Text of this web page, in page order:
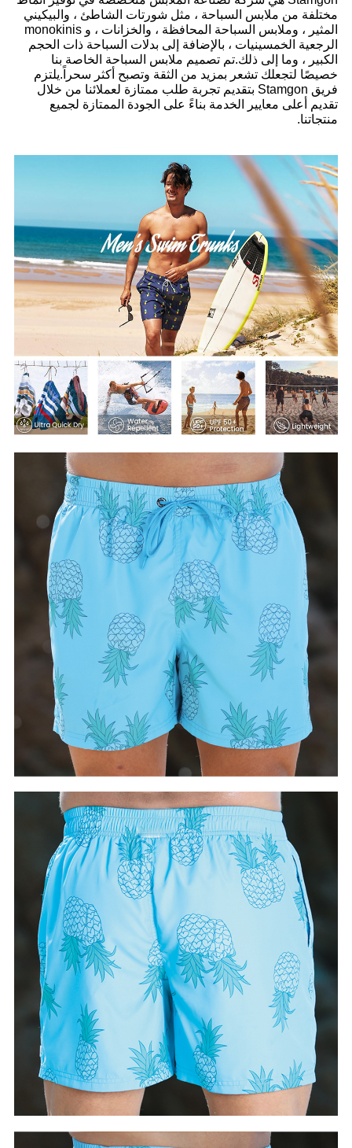
مختلفة من ملابس السباحة ، مثل شورتات الشاطئ ، والبيكيني
المثير ، وملابس السباحة المحافظة ، والخزانات ، و monokinis
الرجعية الخمسينيات ، بالإضافة إلى بدلات السباحة ذات الحجم
الكبير ، وما إلى ذلك.تم تصميم ملابس السباحة الخاصة بنا
خصيصًا لتجعلك تشعر بمزيد من الثقة وتصبح أكثر سحراً.يلتزم
فريق Stamgon بتقديم تجربة طلب ممتازة لعملائنا من خلال
تقديم أعلى معايير الخدمة بناءً على الجودة الممتازة لجميع
منتجاتنا.